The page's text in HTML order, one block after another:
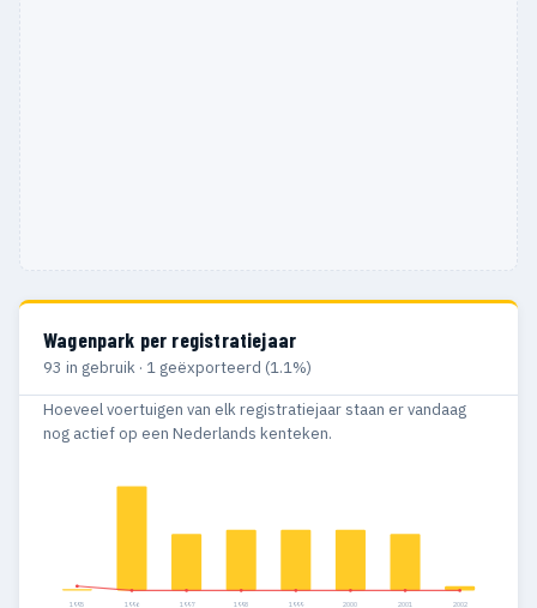
Wagenpark per registratiejaar
93 in gebruik · 1 geëxporteerd (1.1%)
Hoeveel voertuigen van elk registratiejaar staan er vandaag
nog actief op een Nederlands kenteken.
1995 1996 1997 1998 1999 2000 2001 2002